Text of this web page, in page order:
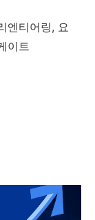
엔티어링, 요
이트